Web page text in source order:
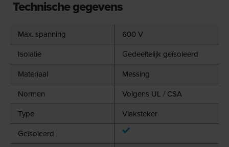
Technische gegevens
Max. spanning
600 V
Isolatie
Gedeeltelijk geïsoleerd
Materiaal
Messing
Normen
Volgens UL / CSA
Type
Vlaksteker
Geïsoleerd